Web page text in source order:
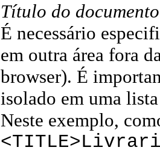
Título do documento
É necessário
em outra área fora
browser). É
isolado em uma
Neste exemplo,